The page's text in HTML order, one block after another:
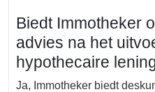
Biedt Immotheker
advies na het
hypothecaire
Ja, Immotheker biedt